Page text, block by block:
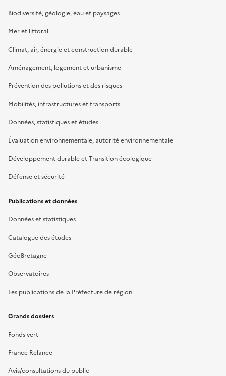
Biodiversité, géologie, eau et paysages
Mer et littoral
Climat, air, énergie et construction durable
Aménagement, logement et urbanisme
Prévention des pollutions et des risques
Mobilités, infrastructures et transports
Données, statistiques et études
Évaluation environnementale, autorité environnementale
Développement durable et Transition écologique
Défense et sécurité
Publications et données
Données et statistiques
Catalogue des études
GéoBretagne
Observatoires
Les publications de la Préfecture de région
Grands dossiers
Fonds vert
France Relance
Avis/consultations du public